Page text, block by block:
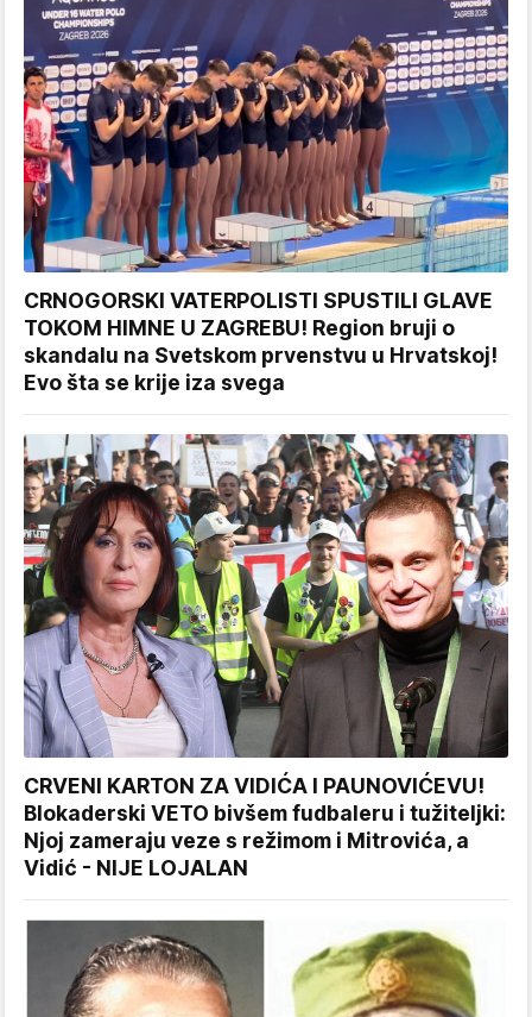
CRNOGORSKI VATERPOLISTI SPUSTILI GLAVE
TOKOM HIMNE U ZAGREBU! Region bruji o
skandalu na Svetskom prvenstvu u Hrvatskoj!
Evo šta se krije iza svega
CRVENI KARTON ZA VIDIĆA I PAUNOVIĆEVU!
Blokaderski VETO bivšem fudbaleru i tužiteljki:
Njoj zameraju veze s režimom i Mitrovića, a
Vidić - NIJE LOJALAN